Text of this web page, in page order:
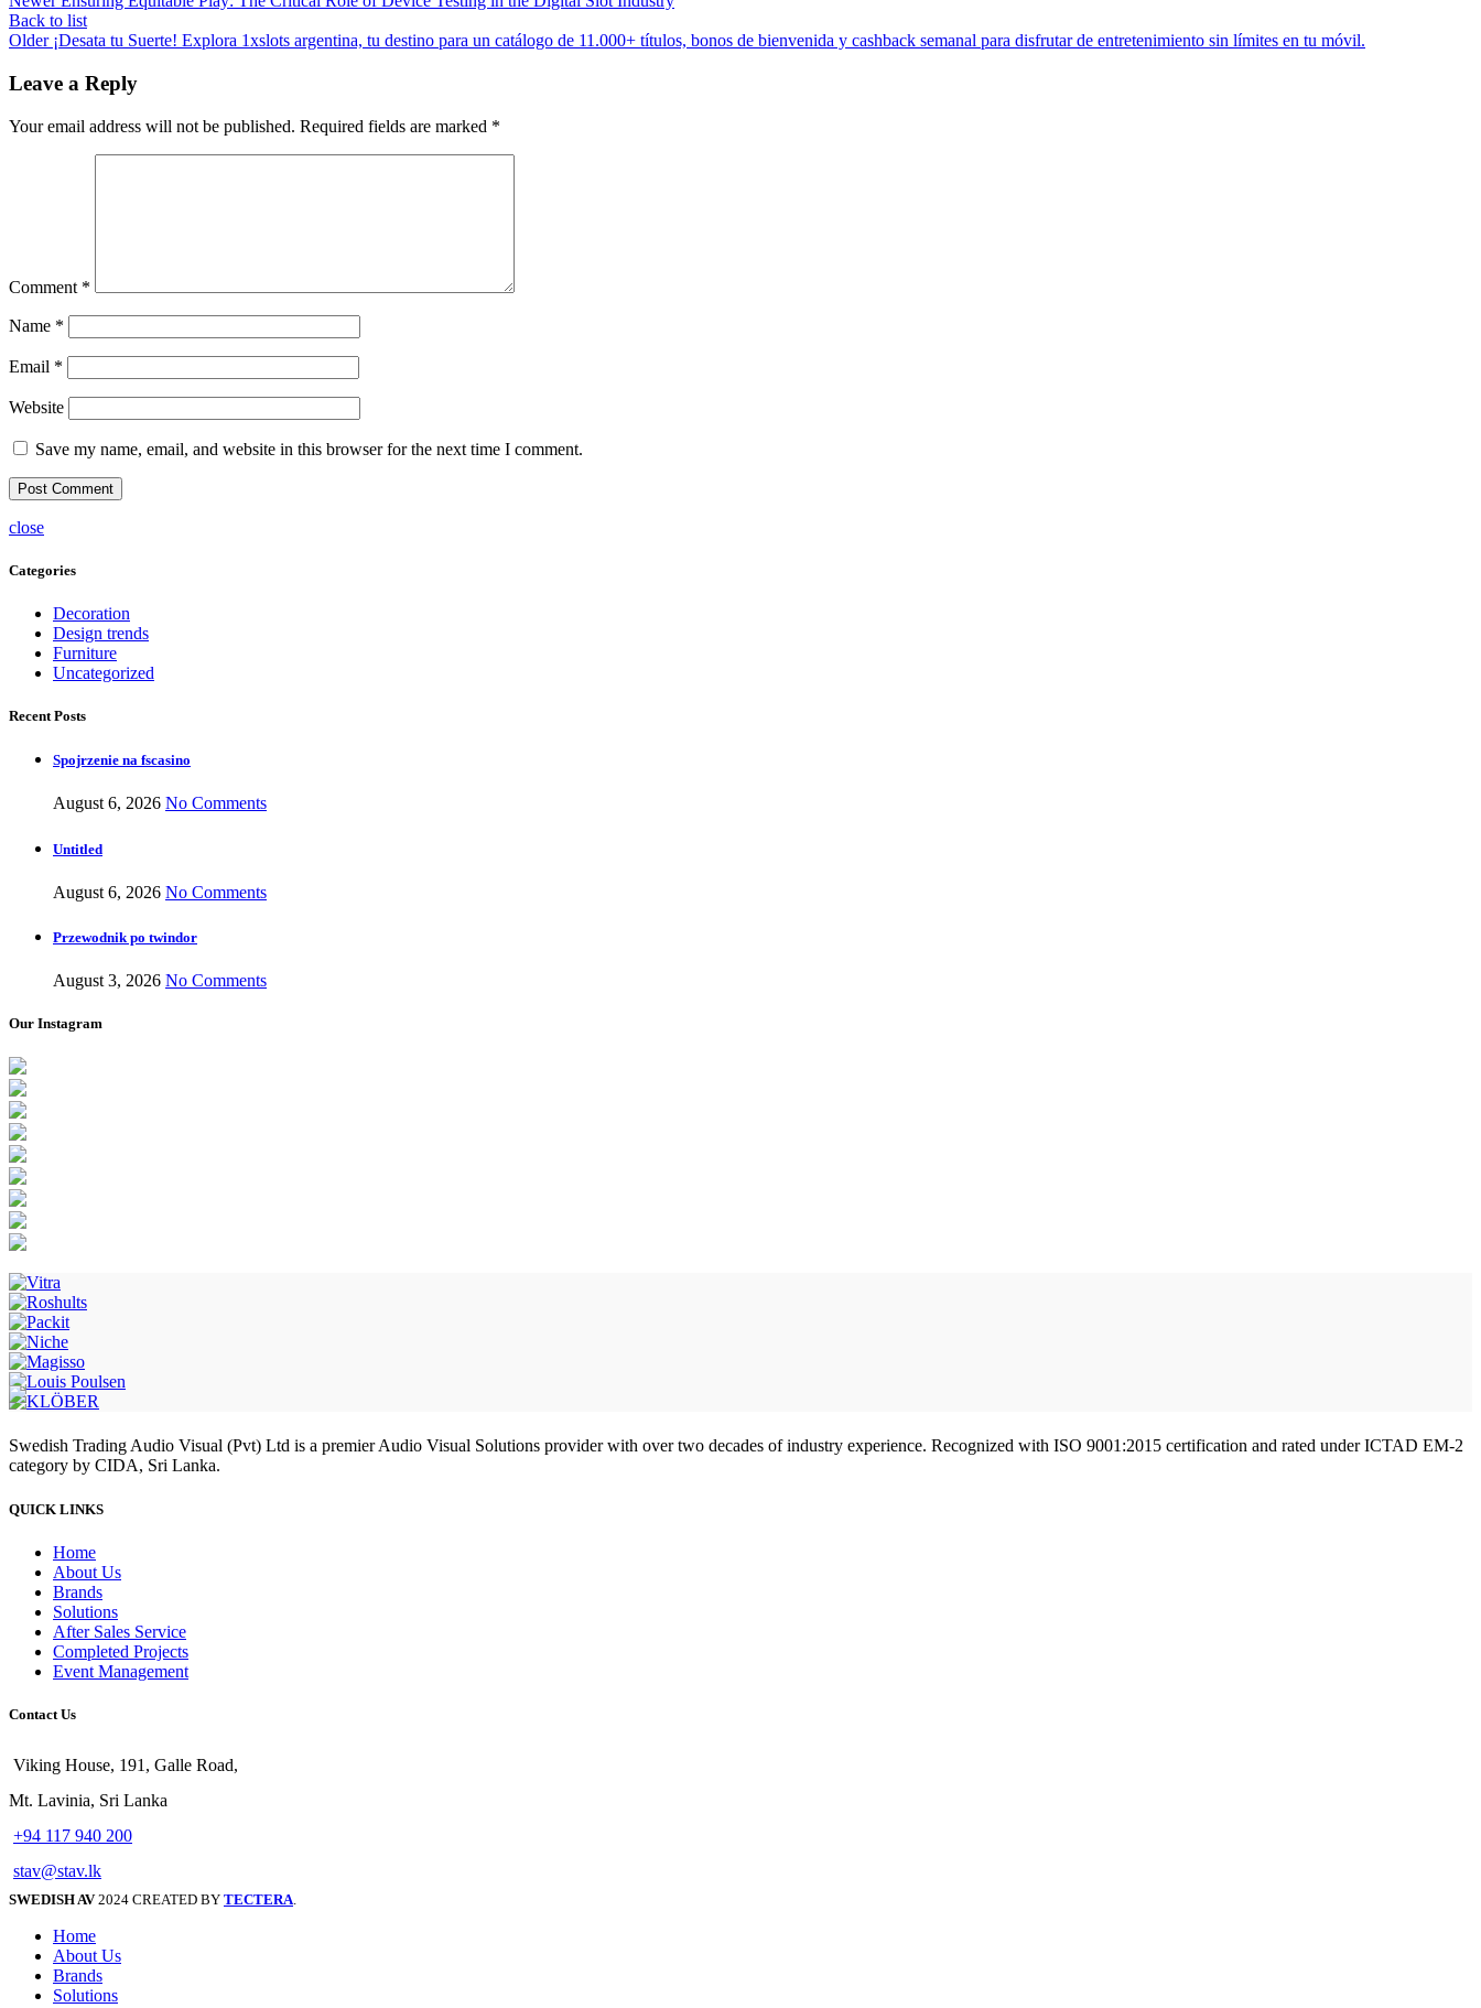
Back to list
Older ¡Desata tu Suerte! Explora 1xslots argentina, tu destino para un catálogo de 11.000+ títulos, bonos de bienvenida y cashback semanal para disfrutar de entretenimiento sin límites en tu móvil.
Leave a Reply
Your email address will not be published. Required fields are marked *
Comment *
Name *
Email *
Website
Save my name, email, and website in this browser for the next time I comment.
close
Categories
Decoration
Design trends
Furniture
Uncategorized
Recent Posts
Spojrzenie na fscasino
August 6, 2026 No Comments
Untitled
August 6, 2026 No Comments
Przewodnik po twindor
August 3, 2026 No Comments
Our Instagram
Swedish Trading Audio Visual (Pvt) Ltd is a premier Audio Visual Solutions provider with over two decades of industry experience. Recognized with ISO 9001:2015 certification and rated under ICTAD EM-2
category by CIDA, Sri Lanka.
QUICK LINKS
Home
About Us
Brands
Solutions
After Sales Service
Completed Projects
Event Management
Contact Us
Viking House, 191, Galle Road,
Mt. Lavinia, Sri Lanka
+94 117 940 200
stav@stav.lk
SWEDISH AV 2024 CREATED BY TECTERA.
Home
About Us
Brands
Solutions